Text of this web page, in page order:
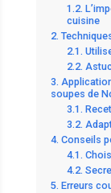
cuisine
soupes de
Conseils
Erreurs